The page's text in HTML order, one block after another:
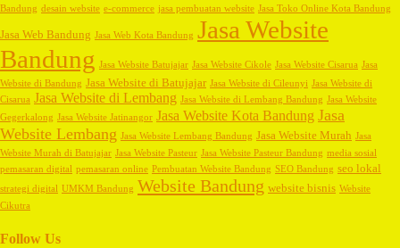
Bandung desain website e-commerce jasa pembuatan website Jasa Toko Online Kota Bandung
Jasa Web Bandung Jasa Web Kota Bandung Jasa Website
Bandung Jasa Website Batujajar Jasa Website Cikole Jasa Website Cisarua Jasa
Website di Bandung Jasa Website di Batujajar Jasa Website di Cileunyi Jasa Website di
Cisarua Jasa Website di Lembang Jasa Website di Lembang Bandung Jasa Website
Gegerkalong Jasa Website Jatinangor Jasa Website Kota Bandung Jasa
Website Lembang Jasa Website Lembang Bandung Jasa Website Murah Jasa
Website Murah di Batujajar Jasa Website Pasteur Jasa Website Pasteur Bandung media sosial
pemasaran digital pemasaran online Pembuatan Website Bandung SEO Bandung seo lokal
strategi digital UMKM Bandung Website Bandung website bisnis Website
Cikutra
Follow Us